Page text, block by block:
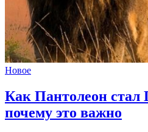
Новое
Как Пантолеон стал
почему это важно